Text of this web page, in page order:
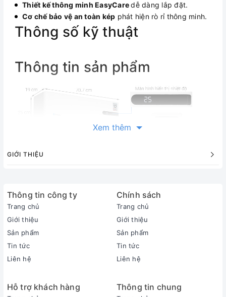
Thiết kế thông minh EasyCaredễ dàng lắp đặt.
Cơ chế bảo vệ an toàn kép phát hiện rò rỉ thông minh.
Thông số kỹ thuật
Thông tin sản phẩm
Thông tin sản phẩm
Loại máy:
Có Inverter
Xem thêm
GIỚI THIỆU
Thông tin công ty
Trang chủ
Giới thiệu
Sản phẩm
Tin tức
Liên hệ
Chính sách
Trang chủ
Giới thiệu
Sản phẩm
Tin tức
Liên hệ
Hỗ trợ khách hàng Thông tin chung